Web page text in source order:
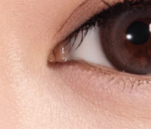
[1 Day/ミルミナス グ
箱30枚)、乱視用カラ
視用カラコン、激安
コン、遠視用カラコン
レンズ、激安カラコン
ン [Brown] ブラウン
[1 Day/ミルミナス グ
箱30枚)、乱視用カラ
視用カラコン、激安乱
コン、遠視用カラコン